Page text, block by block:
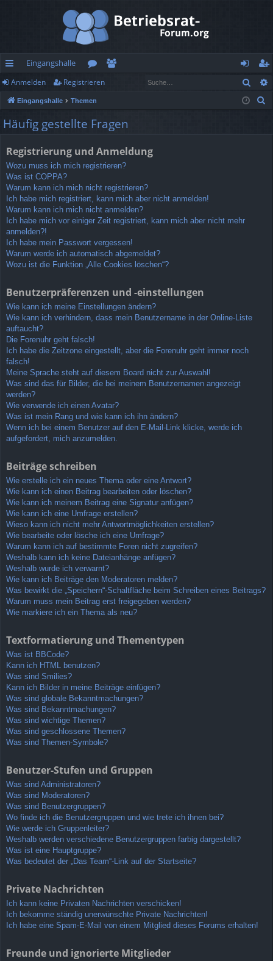
ch
ne
llz
rif
f
Eingangshalle
or
en
de
n
m
eg
ist
Anmelden Registrieren
Eingangshalle Themen
Häufig gestellte Fragen
Registrierung und Anmeldung
Wozu muss ich mich registrieren?
Was ist COPPA?
Warum kann ich mich nicht registrieren?
Ich habe mich registriert, kann mich aber nicht anmelden!
Warum kann ich mich nicht anmelden?
Ich habe mich vor einiger Zeit registriert, kann mich aber nicht mehr
anmelden?!
Ich habe mein Passwort vergessen!
Warum werde ich automatisch abgemeldet?
Wozu ist die Funktion „Alle Cookies löschen“?
Benutzerpräferenzen und -einstellungen
Wie kann ich meine Einstellungen ändern?
Wie kann ich verhindern, dass mein Benutzername in der Online-Liste
auftaucht?
Die Forenuhr geht falsch!
Ich habe die Zeitzone eingestellt, aber die Forenuhr geht immer noch
falsch!
Meine Sprache steht auf diesem Board nicht zur Auswahl!
Was sind das für Bilder, die bei meinem Benutzernamen angezeigt
werden?
Wie verwende ich einen Avatar?
Was ist mein Rang und wie kann ich ihn ändern?
Wenn ich bei einem Benutzer auf den E-Mail-Link klicke, werde ich
aufgefordert, mich anzumelden.
Beiträge schreiben
Wie erstelle ich ein neues Thema oder eine Antwort?
Wie kann ich einen Beitrag bearbeiten oder löschen?
Wie kann ich meinem Beitrag eine Signatur anfügen?
Wie kann ich eine Umfrage erstellen?
Wieso kann ich nicht mehr Antwortmöglichkeiten erstellen?
Wie bearbeite oder lösche ich eine Umfrage?
Warum kann ich auf bestimmte Foren nicht zugreifen?
Weshalb kann ich keine Dateianhänge anfügen?
Weshalb wurde ich verwarnt?
Wie kann ich Beiträge den Moderatoren melden?
Was bewirkt die „Speichern“-Schaltfläche beim Schreiben eines Beitrags?
Warum muss mein Beitrag erst freigegeben werden?
Wie markiere ich ein Thema als neu?
Textformatierung und Thementypen
Was ist BBCode?
Kann ich HTML benutzen?
Was sind Smilies?
Kann ich Bilder in meine Beiträge einfügen?
Was sind globale Bekanntmachungen?
Was sind Bekanntmachungen?
Was sind wichtige Themen?
Was sind geschlossene Themen?
Was sind Themen-Symbole?
Benutzer-Stufen und Gruppen
Was sind Administratoren?
Was sind Moderatoren?
Was sind Benutzergruppen?
Wo finde ich die Benutzergruppen und wie trete ich ihnen bei?
Wie werde ich Gruppenleiter?
Weshalb werden verschiedene Benutzergruppen farbig dargestellt?
Was ist eine Hauptgruppe?
Was bedeutet der „Das Team“-Link auf der Startseite?
Private Nachrichten
Ich kann keine Privaten Nachrichten verschicken!
Ich bekomme ständig unerwünschte Private Nachrichten!
Ich habe eine Spam-E-Mail von einem Mitglied dieses Forums erhalten!
Freunde und ignorierte Mitglieder